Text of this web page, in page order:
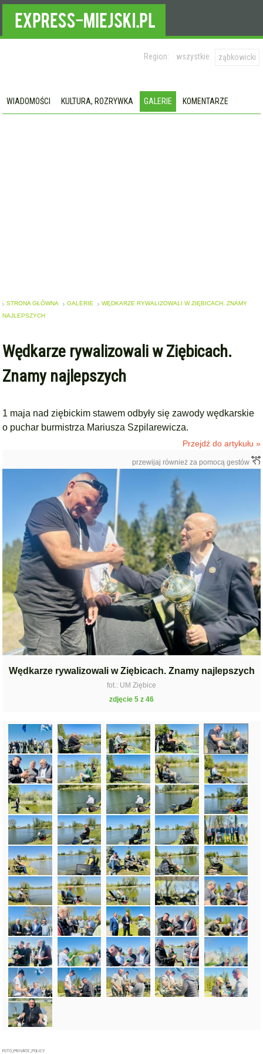
Region: wszystkie ząbkowicki
WIADOMOŚCI KULTURA, ROZRYWKA GALERIE KOMENTARZE
STRONA GŁÓWNA GALERIE
WĘDKARZE RYWALIZOWALI W ZIĘBICACH. ZNAMY
NAJLEPSZYCH
Wędkarze rywalizowali w Ziębicach.
Znamy najlepszych
1 maja nad ziębickim stawem odbyły się zawody wędkarskie
o puchar burmistrza Mariusza Szpilarewicza.
Przejdź do artykułu »
przewijaj również za pomocą gestów
Wędkarze rywalizowali w Ziębicach. Znamy najlepszych
fot.: UM Ziębice
zdjęcie 5 z 46
FOTO_PRIVATE_POLICY